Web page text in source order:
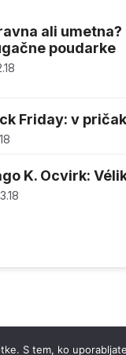
ali
poudarke
Friday: v
K. Ocvirk:
S tem, ko